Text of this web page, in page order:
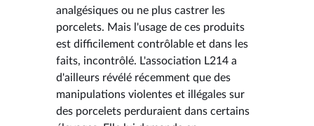
analgésiques ou ne plus castrer les
porcelets. Mais l'usage de ces produits
est difficilement contrôlable et dans les
faits, incontrôlé. L'association L214 a
d'ailleurs révélé récemment que des
manipulations violentes et illégales sur
des porcelets perduraient dans certains